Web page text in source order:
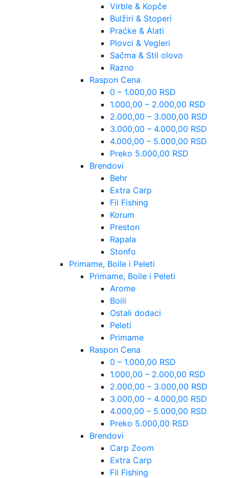
Virble & Kopče
Bulžiri & Stoperi
Praćke & Alati
Plovci & Vegleri
Sačma & Stil olovo
Razno
Raspon Cena
0 – 1.000,00 RSD
1.000,00 – 2.000,00 RSD
2.000,00 – 3.000,00 RSD
3.000,00 – 4.000,00 RSD
4.000,00 – 5.000,00 RSD
Preko 5.000,00 RSD
Brendovi
Behr
Extra Carp
Fil Fishing
Korum
Preston
Rapala
Stonfo
Primame, Boile i Peleti
Primame, Boile i Peleti
Arome
Boili
Ostali dodaci
Peleti
Primame
Raspon Cena
0 – 1.000,00 RSD
1.000,00 – 2.000,00 RSD
2.000,00 – 3.000,00 RSD
3.000,00 – 4.000,00 RSD
4.000,00 – 5.000,00 RSD
Preko 5.000,00 RSD
Brendovi
Carp Zoom
Extra Carp
Fil Fishing